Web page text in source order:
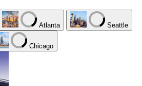
Atlanta Seattle
Chicago